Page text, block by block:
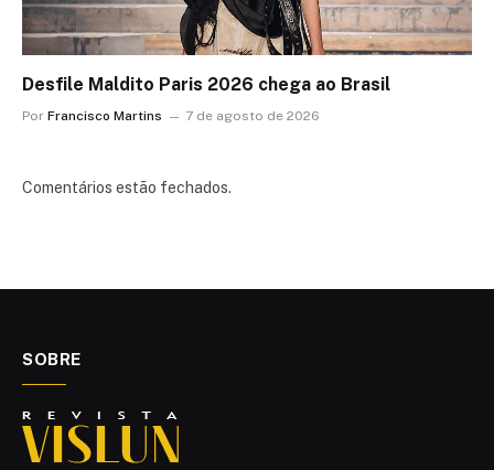
Desfile Maldito Paris 2026 chega ao Brasil
Por Francisco Martins 7 de agosto de 2026
Comentários estão fechados.
SOBRE